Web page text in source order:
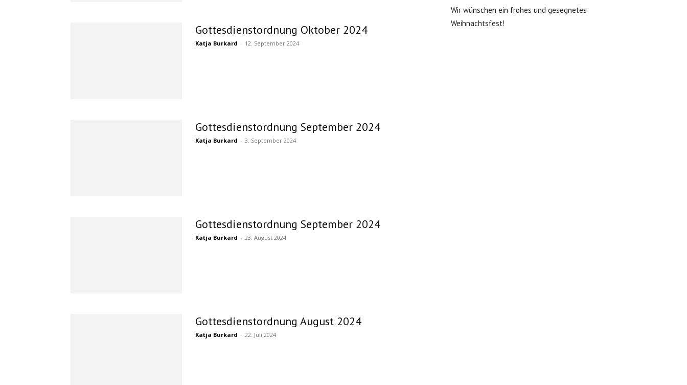
Gottesdienstordnung Oktober 2024
Katja Burkard - 12. September 2024
Gottesdienstordnung September 2024
Katja Burkard - 3. September 2024
Gottesdienstordnung September 2024
Katja Burkard - 23. August 2024
Gottesdienstordnung August 2024
Katja Burkard - 22. Juli 2024
Wir wünschen ein frohes und gesegnetes
Weihnachtsfest!